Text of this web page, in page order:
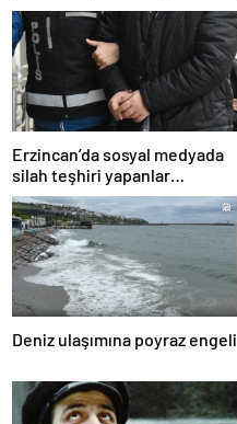
Erzincan’da sosyal medyada
silah teşhiri yapanlar
yakalandı
Deniz ulaşımına poyraz engeli